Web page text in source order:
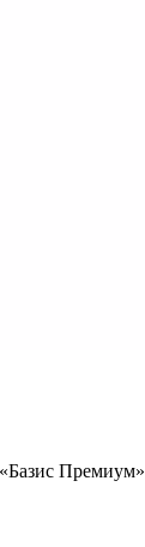
Премиум»